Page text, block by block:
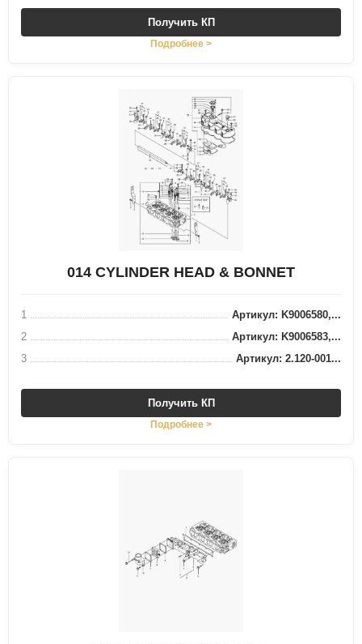
Получить КП
Подробнее >
014 CYLINDER HEAD & BONNET
1
Артикул: K9006580,...
2
Артикул: K9006583,...
3
Артикул: 2.120-001...
Получить КП
Подробнее >